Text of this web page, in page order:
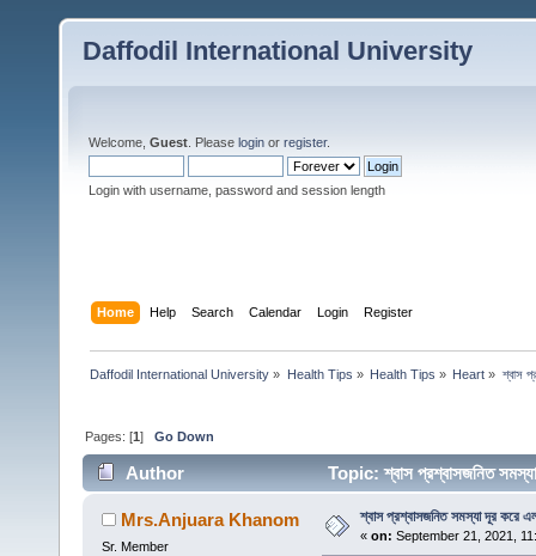
Daffodil International University
Welcome, Guest . Please login or register.
Login with username, password and session length
Home Help Search Calendar Login Register
Daffodil International University » Health Tips » Health Tips » Heart » শ্বাস
Pages: [1]Go Down
Author Topic: শ্বাস প্রশ্বাসজনিত
Mrs.Anjuara Khanom
Sr. Member
শ্বাস প্রশ্বাসজনিত সমস্যা দূর করে
« on: September 21, 2021,